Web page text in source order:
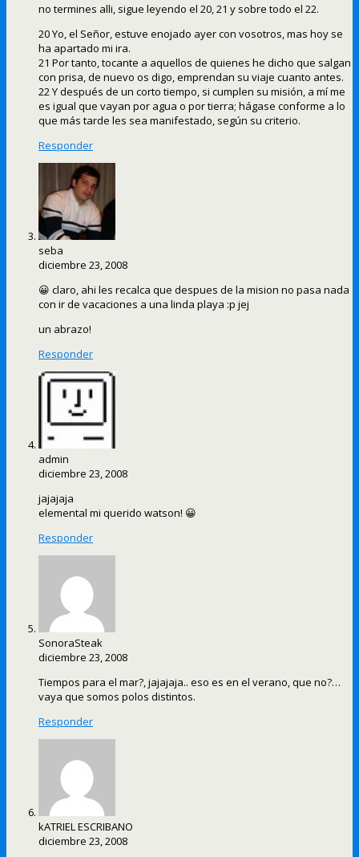
no termines alli, sigue leyendo el 20, 21 y sobre todo el 22.
20 Yo, el Señor, estuve enojado ayer con vosotros, mas hoy se
ha apartado mi ira.
21 Por tanto, tocante a aquellos de quienes he dicho que salgan
con prisa, de nuevo os digo, emprendan su viaje cuanto antes.
22 Y después de un corto tiempo, si cumplen su misión, a mí me
es igual que vayan por agua o por tierra; hágase conforme a lo
que más tarde les sea manifestado, según su criterio.
Responder
seba
diciembre 23, 2008
😀 claro, ahi les recalca que despues de la mision no pasa nada
con ir de vacaciones a una linda playa :p jej
un abrazo!
Responder
admin
diciembre 23, 2008
jajajaja
elemental mi querido watson! 😀
Responder
SonoraSteak
diciembre 23, 2008
Tiempos para el mar?, jajajaja.. eso es en el verano, que no?…
vaya que somos polos distintos.
Responder
kATRIEL ESCRIBANO
diciembre 23, 2008